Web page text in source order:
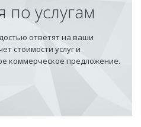
по услугам
ответят на ваши
стоимости услуг и
коммерческое предложение.